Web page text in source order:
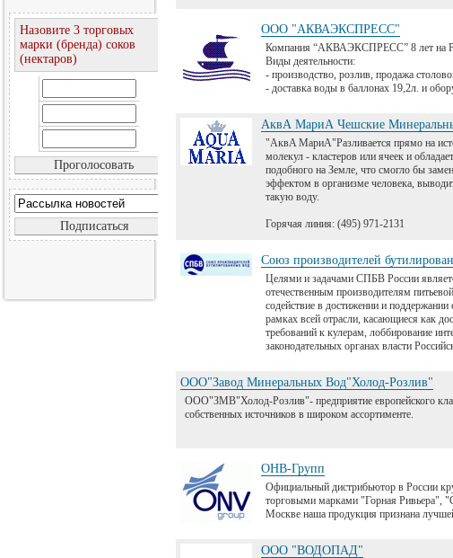
ООО "АКВАЭКСПРЕСС"
Компания “АКВАЭКСПРЕСС” 8 лет на
Виды деятельности:
- производство, розлив, продажа
- доставка воды в баллонах 19,2л. и
АквА МариА Чешские
"AквA MариA"Разливается прямо на
молекул - кластеров или ячеек и
подобного на Земле, что смогло бы
эффектом в организме человека,
такую воду.
Горячая линия: (495) 971-2131
Союз производителей
Целями и задачами СПБВ России
отечественным производителям
содействие в достижении и поддержании
рамках всей отрасли, касающиеся как
требований к кулерам, лоббирование
законодательных органах власти
ООО"Завод Минеральных Вод"Холод-Розлив"
ООО"ЗМВ"Холод-Розлив"- предприятие европейского
собственных источников в широком ассортименте.
ОНВ-Групп
Официальный дистрибьютор в России
торговыми марками "Горная Ривьера",
Москве наша продукция признана
ООО "ВОДОПАД"
Назовите 3 торговых
марки (бренда) соков
(нектаров)